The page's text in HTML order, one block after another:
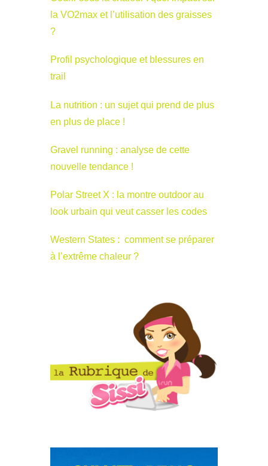
la VO2max et l’utilisation des graisses
?
Profil psychologique et blessures en
trail
La nutrition : un sujet qui prend de plus
en plus de place !
Gravel running : analyse de cette
nouvelle tendance !
Polar Street X : la montre outdoor au
look urbain qui veut casser les codes
Western States : comment se préparer
à l’extrême chaleur ?